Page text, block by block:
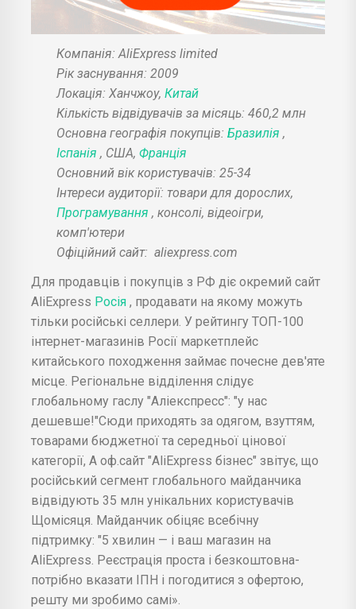
Компанія: AliExpress limited
Рік заснування: 2009
Локація: Ханчжоу, Китай
Кількість відвідувачів за місяць: 460,2 млн
Основна географія покупців: Бразилія ,
Іспанія , США, Франція
Основний вік користувачів: 25-34
Інтереси аудиторії: товари для дорослих,
Програмування , консолі, відеоігри,
комп'ютери
Офіційний сайт: aliexpress.com
Для продавців і покупців з РФ діє окремий сайт
AliExpress Росія , продавати на якому можуть
тільки російські селлери. У рейтингу ТОП-100
інтернет-магазинів Росії маркетплейс
китайського походження займає почесне дев'яте
місце. Регіональне відділення слідує
глобальному гаслу "Аліекспресс": "у нас
дешевше!"Сюди приходять за одягом, взуттям,
товарами бюджетної та середньої цінової
категорії, А оф.сайт "AliExpress бізнес" звітує, що
російський сегмент глобального майданчика
відвідують 35 млн унікальних користувачів
Щомісяця. Майданчик обіцяє всебічну
підтримку: "5 хвилин — і ваш магазин на
AliExpress. Реєстрація проста і безкоштовна-
потрібно вказати ІПН і погодитися з офертою,
решту ми зробимо самі».